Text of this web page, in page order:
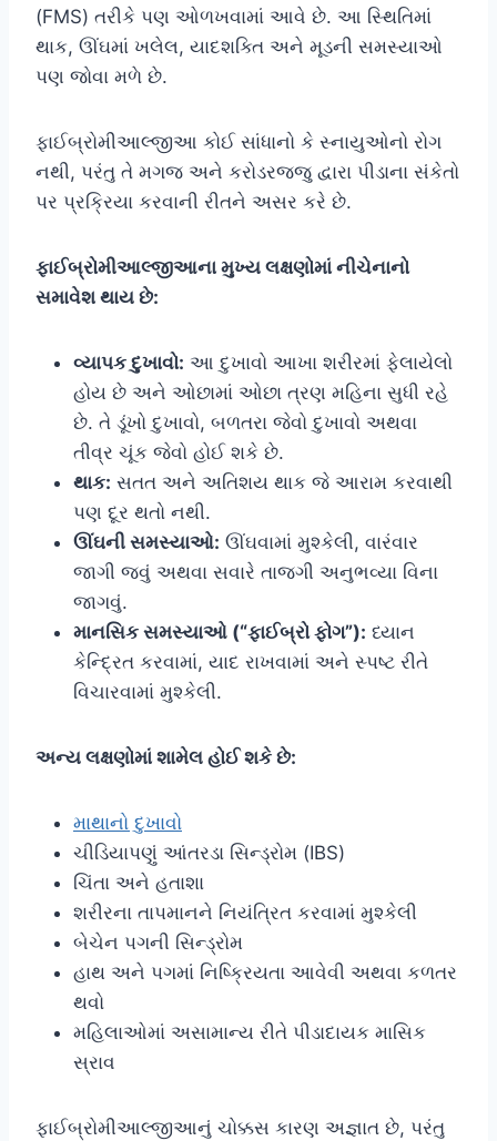
(FMS) તરીકે પણ ઓળખવામાં આવે છે. આ સ્થિતિમાં
થાક, ઊંઘમાં ખલેલ, યાદશક્તિ અને મૂડની સમસ્યાઓ
પણ જોવા મળે છે.
ફાઈબ્રોમીઆલ્જીઆ કોઈ સાંધાનો કે સ્નાયુઓનો રોગ
નથી, પરંતુ તે મગજ અને કરોડરજ્જુ દ્વારા પીડાના સંકેતો
પર પ્રક્રિયા કરવાની રીતને અસર કરે છે.
ફાઈબ્રોમીઆલ્જીઆના મુખ્ય લક્ષણોમાં નીચેનાનો
સમાવેશ થાય છે:
વ્યાપક દુખાવો: આ દુખાવો આખા શરીરમાં ફેલાયેલો
હોય છે અને ઓછામાં ઓછા ત્રણ મહિના સુધી રહે
છે. તે ડૂંખો દુખાવો, બળતરા જેવો દુખાવો અથવા
તીવ્ર ચૂંક જેવો હોઈ શકે છે.
થાક: સતત અને અતિશય થાક જે આરામ કરવાથી
પણ દૂર થતો નથી.
ઊંઘની સમસ્યાઓ: ઊંઘવામાં મુશ્કેલી, વારંવાર
જાગી જવું અથવા સવારે તાજગી અનુભવ્યા વિના
જાગવું.
માનસિક સમસ્યાઓ (“ફાઈબ્રો ફોગ”): ધ્યાન
કેન્દ્રિત કરવામાં, યાદ રાખવામાં અને સ્પષ્ટ રીતે
વિચારવામાં મુશ્કેલી.
અન્ય લક્ષણોમાં શામેલ હોઈ શકે છે:
માથાનો દુખાવો
ચીડિયાપણું આંતરડા સિન્ડ્રોમ (IBS)
ચિંતા અને હતાશા
શરીરના તાપમાનને નિયંત્રિત કરવામાં મુશ્કેલી
બેચેન પગની સિન્ડ્રોમ
હાથ અને પગમાં નિષ્ક્રિયતા આવેવી અથવા કળતર
થવો
મહિલાઓમાં અસામાન્ય રીતે પીડાદાયક માસિક
સ્રાવ
ફાઈબ્રોમીઆલ્જીઆનું ચોક્કસ કારણ અજ્ઞાત છે, પરંતુ